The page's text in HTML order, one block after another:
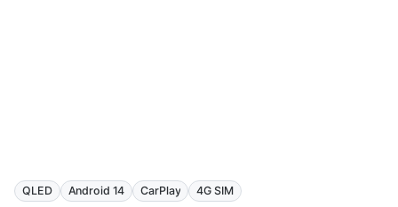
QLED Android 14 CarPlay 4G SIM